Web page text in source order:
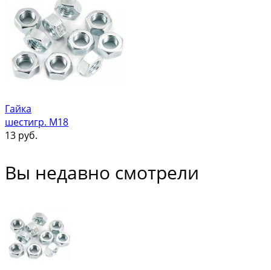
Гайка
шестигр. М18
13 руб.
Вы недавно смотрели